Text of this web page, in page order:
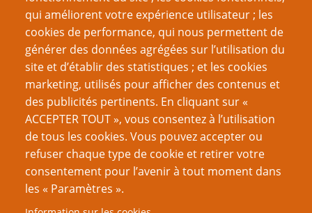
qui améliorent votre expérience utilisateur ; les
cookies de performance, qui nous permettent de
générer des données agrégées sur l’utilisation du
site et d’établir des statistiques ; et les cookies
marketing, utilisés pour afficher des contenus et
des publicités pertinents. En cliquant sur «
ACCEPTER TOUT », vous consentez à l’utilisation
de tous les cookies. Vous pouvez accepter ou
refuser chaque type de cookie et retirer votre
consentement pour l’avenir à tout moment dans
les « Paramètres ».
décembre 2021(13)
septembre 2021(20)
juin 2021 (16)
mars 2021(17)
février 2021
décembre 2020(19)
septembre 2020(16)